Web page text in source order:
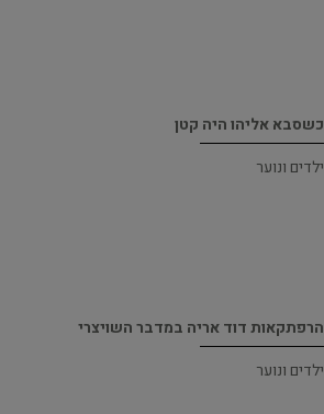
כשסבא אליהו היה קטן
ילדים ונוער
הרפתקאות דוד אריה במדבר השויצרי
ילדים ונוער